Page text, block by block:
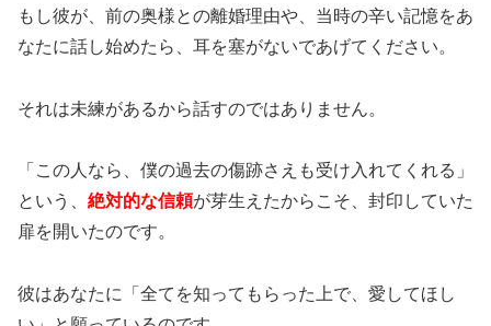
もし彼が、前の奥様との離婚理由や、当時の辛い記憶をあ
なたに話し始めたら、耳を塞がないであげてください。
それは未練があるから話すのではありません。
「この人なら、僕の過去の傷跡さえも受け入れてくれる」
という、 絶対的な信頼が芽生えたからこそ、封印していた
扉を開いたのです。
彼はあなたに「全てを知ってもらった上で、愛してほし